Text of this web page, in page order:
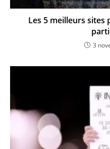
Les 5 meilleurs
3